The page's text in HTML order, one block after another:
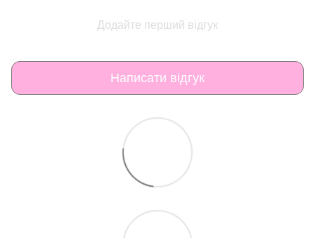
Додайте перший відгук
Написати відгук